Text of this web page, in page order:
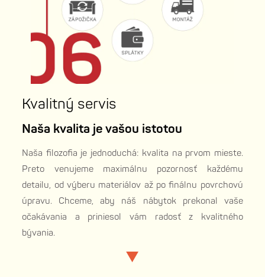
Kvalitný servis
Naša kvalita je vašou istotou
Naša filozofia je jednoduchá: kvalita na prvom mieste.
Preto venujeme maximálnu pozornosť každému
detailu, od výberu materiálov až po finálnu povrchovú
úpravu. Chceme, aby náš nábytok prekonal vaše
očakávania a priniesol vám radosť z kvalitného
bývania.